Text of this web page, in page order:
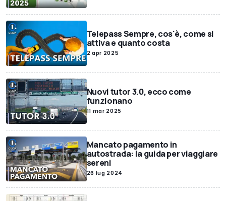
Telepass Sempre, cos'è, come si
attiva e quanto costa
2 apr 2025
Nuovi tutor 3.0, ecco come
funzionano
11 mar 2025
Mancato pagamento in
autostrada: la guida per viaggiare
sereni
26 lug 2024